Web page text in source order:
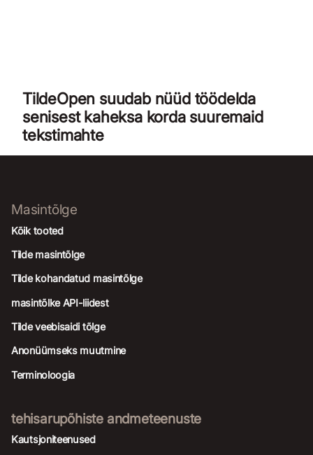
TildeOpen suudab nüüd töödelda
senisest kaheksa korda suuremaid
tekstimahte
Masintõlge
Kõik tooted
Tilde masintõlge
Tilde kohandatud masintõlge
masintõlke API-liidest
Tilde veebisaidi tõlge
Anonüümseks muutmine
Terminoloogia
tehisarupõhiste andmeteenuste
Kautsjoniteenused